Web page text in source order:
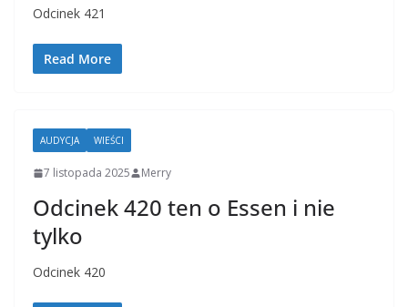
Odcinek 421
Read More
AUDYCJA WIEŚCI
7 listopada 2025 Merry
Odcinek 420 ten o Essen i nie
tylko
Odcinek 420